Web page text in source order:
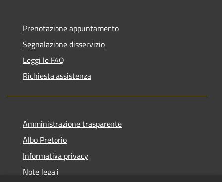
Prenotazione appuntamento
Segnalazione disservizio
Leggi le FAQ
Richiesta assistenza
Amministrazione trasparente
Albo Pretorio
Informativa privacy
Note legali